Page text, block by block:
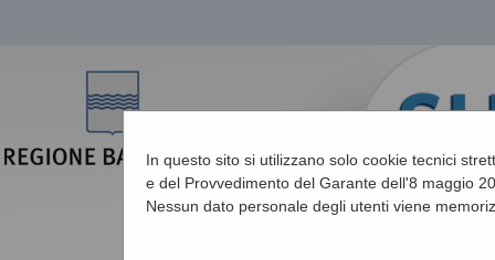
In questo sito si utilizzano solo cookie tecnici
e del Provvedimento del Garante dell'8 maggio
Nessun dato personale degli utenti viene